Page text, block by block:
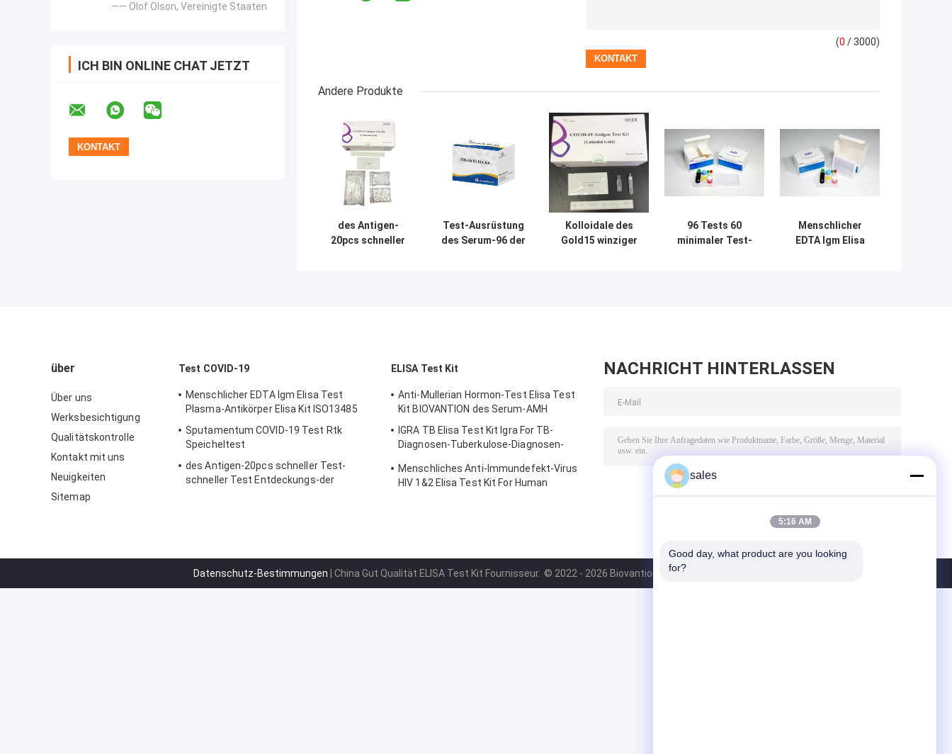
—— Olof Olson, Vereinigte Staaten
ICH BIN ONLINE CHAT JETZT
(0 / 3000)
Andere Produkte
des Antigen-
20pcs schneller
Test-Ausrüstung
des Serum-96 der
Kolloidale des
Gold15 winziger
96 Tests 60
minimaler Test-
Menschlicher
EDTA Igm Elisa
über
Über uns
Werksbesichtigung
Qualitätskontrolle
Kontakt mit uns
Neuigkeiten
Sitemap
Test COVID-19
Menschlicher EDTA Igm Elisa Test
Plasma-Antikörper Elisa Kit ISO13485
Sputamentum COVID-19 Test Rtk
Speicheltest
des Antigen-20pcs schneller Test-
schneller Test Entdeckungs-der
ELISA Test Kit
Anti-Mullerian Hormon-Test Elisa Test
Kit BIOVANTION des Serum-AMH
IGRA TB Elisa Test Kit Igra For TB-
Diagnosen-Tuberkulose-Diagnosen-
Menschliches Anti-Immundefekt-Virus
HIV 1&2 Elisa Test Kit For Human
NACHRICHT HINTERLASSEN
Datenschutz-Bestimmungen | China Gut Qualität ELISA Test Kit Fournisseur. © 2022 - 2026 Biovantion Inc.. All Rights Reserved.
sales
5:16 AM
Good day, what product are you looking
for?